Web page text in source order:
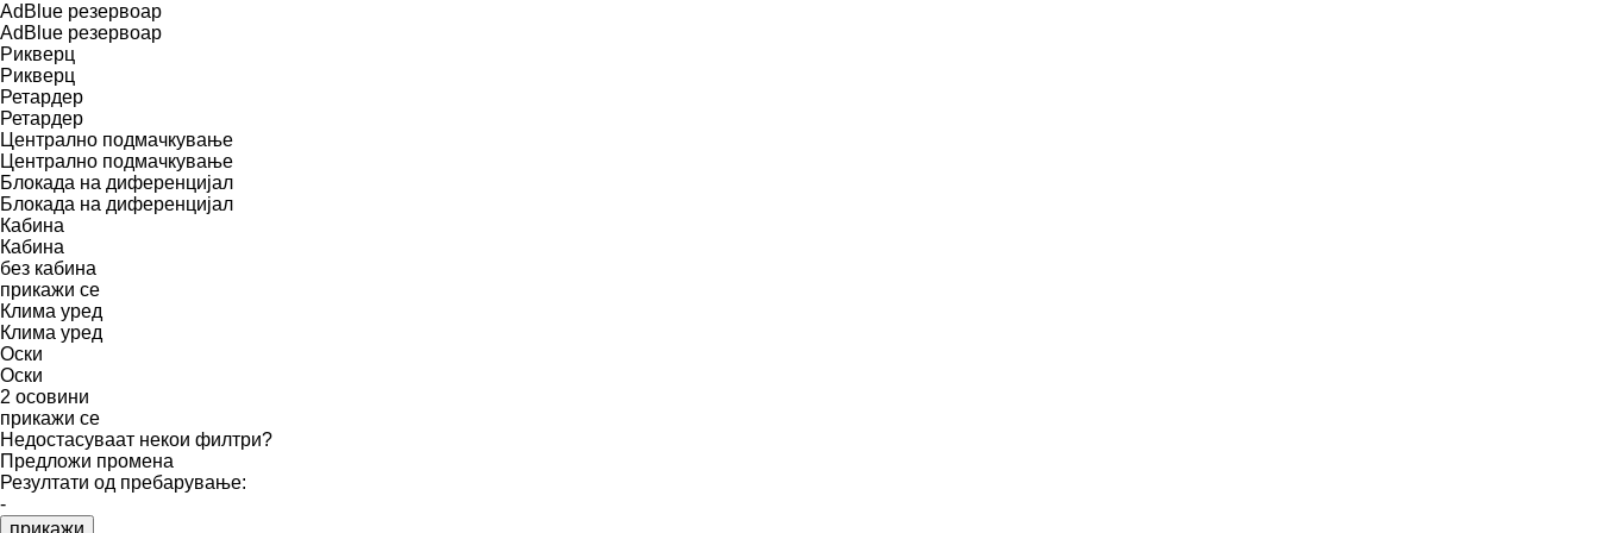
AdBlue резервоар
AdBlue резервоар
Рикверц
Рикверц
Ретардер
Ретардер
Централно подмачкување
Централно подмачкување
Блокада на диференцијал
Блокада на диференцијал
Кабина
Кабина
без кабина
прикажи се
Клима уред
Клима уред
Оски
Оски
2 осовини
прикажи се
Недостасуваат некои филтри?
Предложи промена
Резултати од пребарување:
-
прикажи